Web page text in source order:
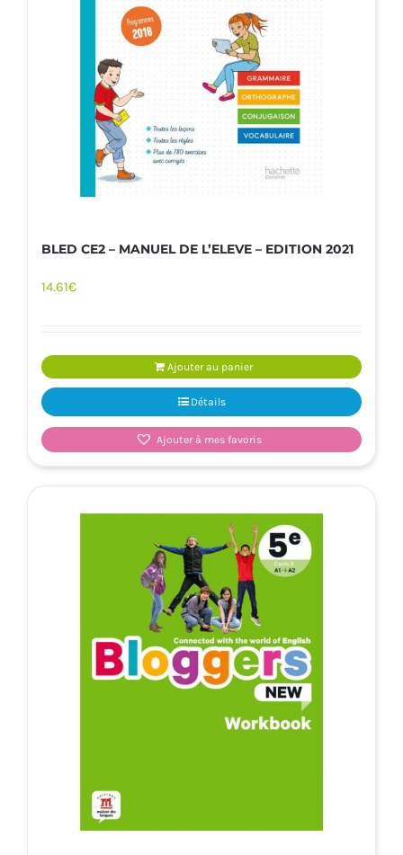
BLED CE2 – MANUEL DE L’ELEVE – EDITION 2021
14.61€
Ajouter au panier
Détails
Ajouter à mes favoris